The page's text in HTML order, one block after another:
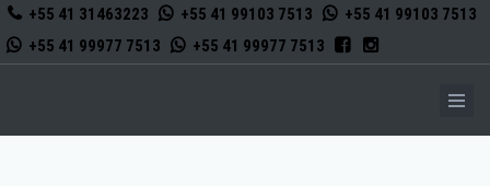
+55 41 31463223 +55 41 99103 7513
+55 41 99103 7513
+55 41 99977 7513
+55 41 99977 7513